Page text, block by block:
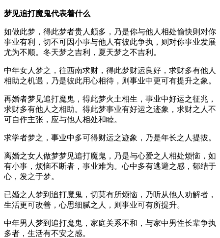
梦见追打魔鬼代表着什么
如做此梦，得此梦者贵人颇多，乃是你与他人相处愉快则对你
事业有利，切不可因小事与他人有彼此争执，则对你事业发展
尤为不顺。冬天梦之吉利，夏天梦之不吉利。
中年女人梦之，往西南求财，得此梦财运良好，求财多有他人
相助之机遇，乃是彼此用心相待，则事业中更可有提升之象。
再婚者梦见追打魔鬼，得此梦火土相生，事业中好运之征兆，
求财多有他人之相助。得此梦事业有好运之迹象，求财之人不
可自作主张，应与他人相处和睦。
求学者梦之，事业中多可得财运之迹象，乃是年长之人提拔。
离婚之女人做梦梦见追打魔鬼，乃是与心爱之人相处烦恼，如
有小事，烦恼不断者，事业难为。心中多有逃避之感，郁结于
心，发之于梦。
已婚之人梦到追打魔鬼，切莫有所烦恼，乃听从他人劝解者，
生活更可改善，心思细腻之人，则事业可有所提升。
中年男人梦到追打魔鬼，家庭关系不和，与家中男性长辈争执
多者，生活有不安之感。